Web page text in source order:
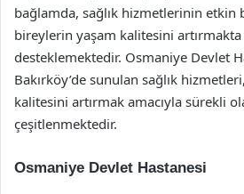
bağlamda, sağlık hizmetlerinin etkin
bireylerin yaşam kalitesini artırmakta
desteklemektedir. Osmaniye Devlet
Bakırköy’de sunulan sağlık
kalitesini artırmak amacıyla sürekli
çeşitlenmektedir.
Osmaniye Devlet Hastanesi